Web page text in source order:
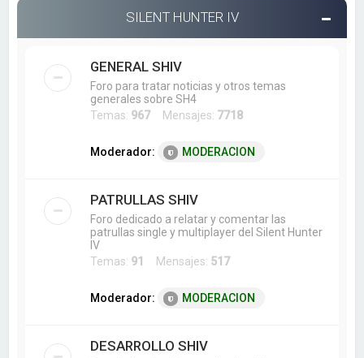
SILENT HUNTER IV
GENERAL SHIV
Foro para tratar noticias y otros temas
generales sobre SH4
Temas: 967Mensajes: 7718
Moderador: MODERACION
PATRULLAS SHIV
Foro dedicado a relatar y comentar las
patrullas single y multiplayer del Silent Hunter
IV
Temas: 91 Mensajes: 517
Moderador: MODERACION
DESARROLLO SHIV